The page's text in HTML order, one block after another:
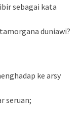
sebagai kata
duniawi?
ke arsy
seruan;